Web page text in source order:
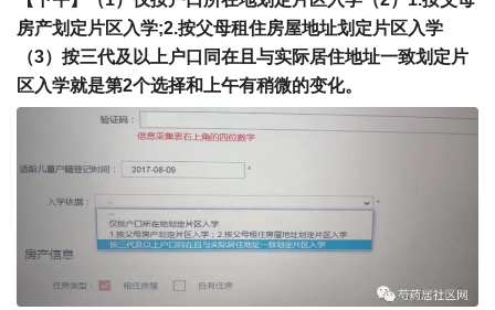
房产划定片区入学;2.按父母租住房屋地址划定片区入学
（3）按三代及以上户口同在且与实际居住地址一致划定片
区入学就是第2个选择和上午有稍微的变化。